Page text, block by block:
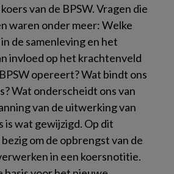
van de BPSW. Vragen die
waren onder meer: Welke
de samenleving en het
invloed op het krachtenveld
opereert? Wat bindt ons
Wat onderscheidt ons van
van de uitwerking van
is wat gewijzigd. Op dit
om de opbrengst van de
in een koersnotitie.